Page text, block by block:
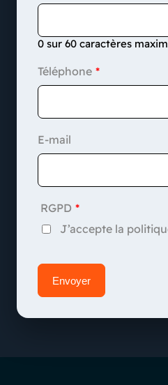
0 sur 60 caractères
Téléphone
E-mail
RGPD
J’accepte la